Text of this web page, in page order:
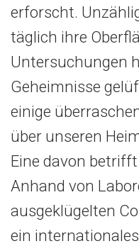
erforscht.
täglich ihre
Untersuchungen
Geheimnisse
einige
über unseren
Eine davon
Anhand von
ausgeklügelten
ein